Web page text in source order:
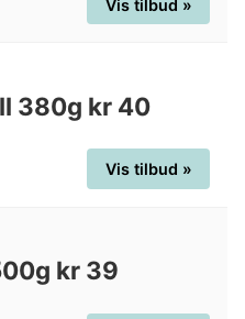
Vis tilbud »
380g kr 40
Vis tilbud »
kr 39